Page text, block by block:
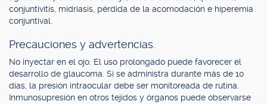
conjuntivitis, midriasis, pérdida de la acomodación e hiperemia
conjuntival.
Precauciones y advertencias.
No inyectar en el ojo. El uso prolongado puede favorecer el
desarrollo de glaucoma. Si se administra durante más de 10
días, la presión intraocular debe ser monitoreada de rutina.
Inmunosupresión en otros tejidos y órganos puede observarse